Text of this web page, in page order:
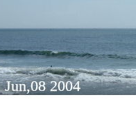
Jun,08 2004